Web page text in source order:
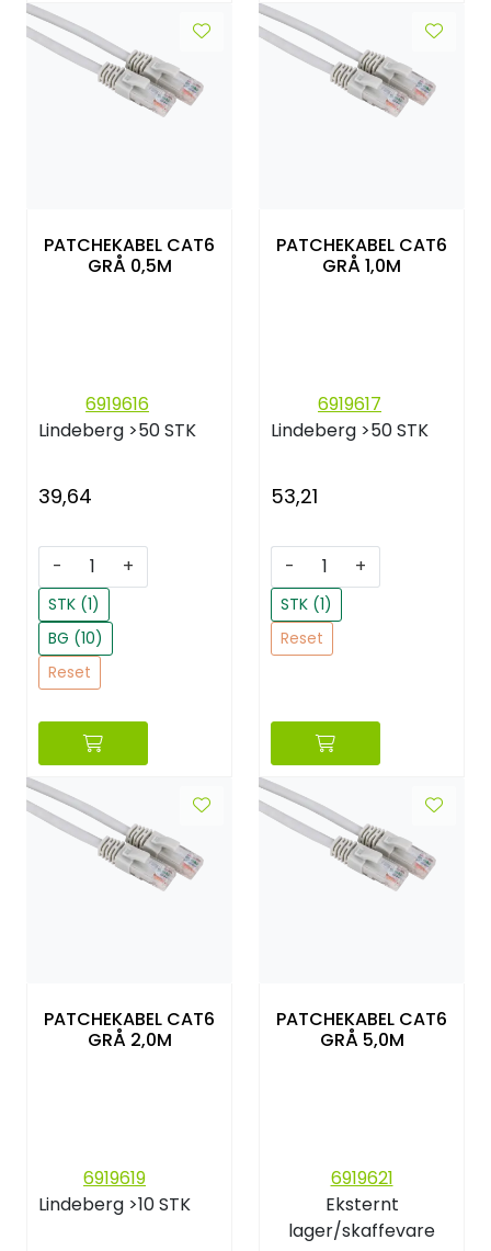
PATCHEKABEL CAT6
GRÅ 0,5M
6919616
Lindeberg >50 STK
39,64
- +
STK (1)
BG (10)
Reset
PATCHEKABEL CAT6
GRÅ 1,0M
6919617
Lindeberg >50 STK
53,21
- +
STK (1)
Reset
PATCHEKABEL CAT6
GRÅ 2,0M
6919619
Lindeberg >10 STK
PATCHEKABEL CAT6
GRÅ 5,0M
6919621
Eksternt
lager/skaffevare